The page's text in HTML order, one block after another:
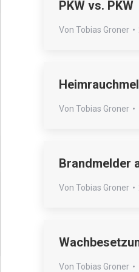
PKW vs. PKW
Von Tobias Groner
Von Tobias Groner
Brandmelder
Von Tobias Groner
Von Tobias Groner